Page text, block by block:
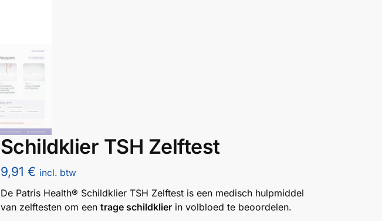
Schildklier TSH Zelftest
9,91 € incl. btw
De Patris Health® Schildklier TSH Zelftest is een medisch hulpmiddel
van zelftesten om een trage schildklierin volbloed te beoordelen.